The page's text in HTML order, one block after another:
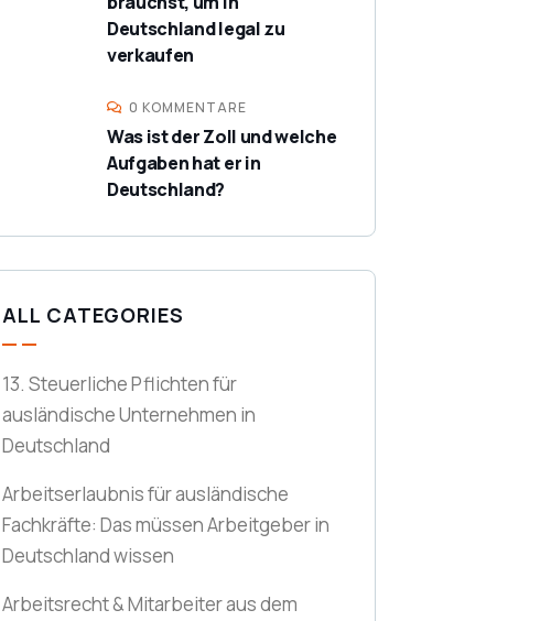
Deutschland legal zu
verkaufen
0 KOMMENTARE
Was ist der Zoll und welche
Aufgaben hat er in
Deutschland?
ALL CATEGORIES
13. Steuerliche Pflichten für
ausländische Unternehmen in
Deutschland
Arbeitserlaubnis für ausländische
Fachkräfte: Das müssen Arbeitgeber in
Deutschland wissen
Arbeitsrecht & Mitarbeiter aus dem